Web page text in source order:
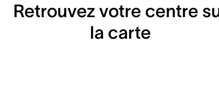
Retrouvez votre centre
la carte